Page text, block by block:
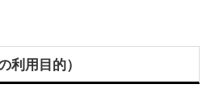
利用目的）